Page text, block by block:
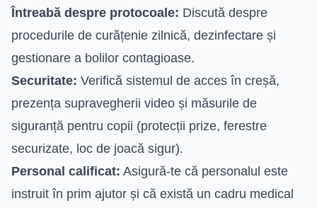
Întreabă despre protocoale: Discută despre
procedurile de curățenie zilnică, dezinfectare și
gestionare a bolilor contagioase.
Securitate: Verifică sistemul de acces în creșă,
prezența supravegherii video și măsurile de
siguranță pentru copii (protecții prize, ferestre
securizate, loc de joacă sigur).
Personal calificat: Asigură-te că personalul este
instruit în prim ajutor și că există un cadru medical